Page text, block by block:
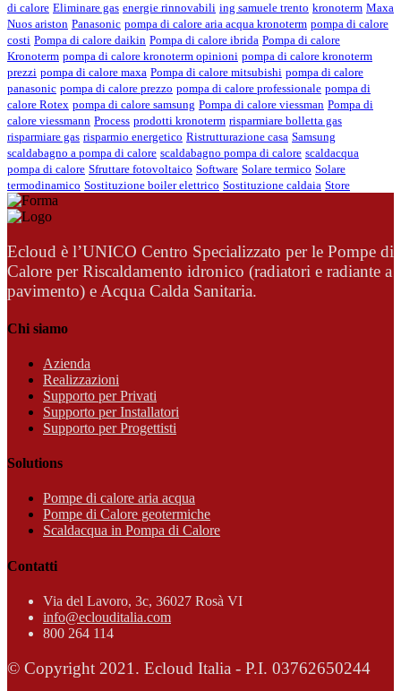
di calore Eliminare gas energie rinnovabili ing samuele trento kronoterm Maxa
Nuos ariston Panasonic pompa di calore aria acqua kronoterm pompa di calore
costi Pompa di calore daikin Pompa di calore ibrida Pompa di calore
Kronoterm pompa di calore kronoterm opinioni pompa di calore kronoterm
prezzi pompa di calore maxa Pompa di calore mitsubishi pompa di calore
panasonic pompa di calore prezzo pompa di calore professionale pompa di
calore Rotex pompa di calore samsung Pompa di calore viessman Pompa di
calore viessmann Process prodotti kronoterm risparmiare bolletta gas
risparmiare gas risparmio energetico Ristrutturazione casa Samsung
scaldabagno a pompa di calore scaldabagno pompa di calore scaldacqua
pompa di calore Sfruttare fotovoltaico Software Solare termico Solare
termodinamico Sostituzione boiler elettrico Sostituzione caldaia Store
Ecloud è l’UNICO Centro Specializzato per le Pompe di
Calore per Riscaldamento idronico (radiatori e radiante a
pavimento) e Acqua Calda Sanitaria.
Chi siamo
Azienda
Realizzazioni
Supporto per Privati
Supporto per Installatori
Supporto per Progettisti
Solutions
Pompe di calore aria acqua
Pompe di Calore geotermiche
Scaldacqua in Pompa di Calore
Contatti
Via del Lavoro, 3c, 36027 Rosà VI
info@eclouditalia.com
800 264 114
© Copyright 2021. Ecloud Italia - P.I. 03762650244